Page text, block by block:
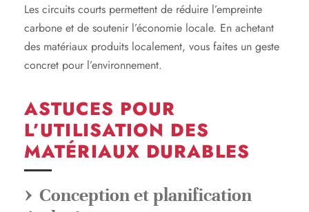
Les circuits courts permettent de réduire l’empreinte
carbone et de soutenir l’économie locale. En achetant
des matériaux produits localement, vous faites un geste
concret pour l’environnement.
ASTUCES POUR
L’UTILISATION DES
MATÉRIAUX DURABLES
Conception et planification